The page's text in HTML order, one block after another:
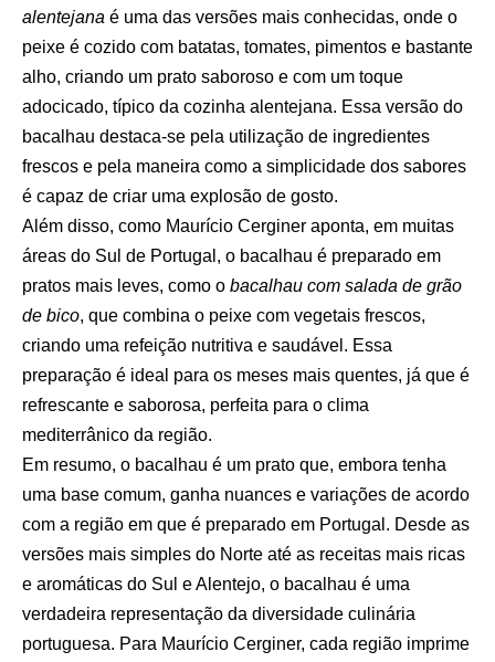
alentejana é uma das versões mais conhecidas, onde o
peixe é cozido com batatas, tomates, pimentos e bastante
alho, criando um prato saboroso e com um toque
adocicado, típico da cozinha alentejana. Essa versão do
bacalhau destaca-se pela utilização de ingredientes
frescos e pela maneira como a simplicidade dos sabores
é capaz de criar uma explosão de gosto.
Além disso, como Maurício Cerginer aponta, em muitas
áreas do Sul de Portugal, o bacalhau é preparado em
pratos mais leves, como o bacalhau com salada de grão
de bico, que combina o peixe com vegetais frescos,
criando uma refeição nutritiva e saudável. Essa
preparação é ideal para os meses mais quentes, já que é
refrescante e saborosa, perfeita para o clima
mediterrânico da região.
Em resumo, o bacalhau é um prato que, embora tenha
uma base comum, ganha nuances e variações de acordo
com a região em que é preparado em Portugal. Desde as
versões mais simples do Norte até as receitas mais ricas
e aromáticas do Sul e Alentejo, o bacalhau é uma
verdadeira representação da diversidade culinária
portuguesa. Para Maurício Cerginer, cada região imprime